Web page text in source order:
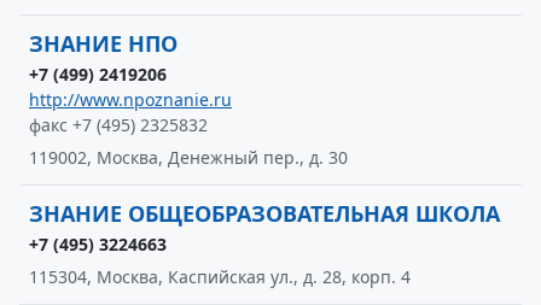
ЗНАНИЕ НПО
+7 (499) 2419206
http://www.npoznanie.ru
факс +7 (495) 2325832
119002, Москва, Денежный пер., д. 30
ЗНАНИЕ ОБЩЕОБРАЗОВАТЕЛЬНАЯ ШКОЛА
+7 (495) 3224663
115304, Москва, Каспийская ул., д. 28, корп. 4